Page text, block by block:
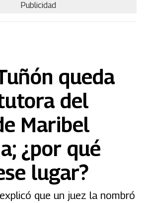
Publicidad
queda
del
Maribel
¿por qué
lugar?
que un juez la nombró